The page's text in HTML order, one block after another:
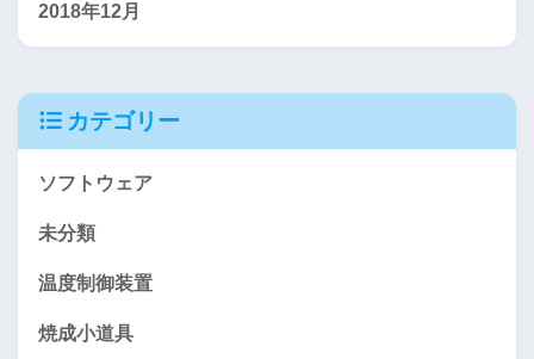
2018年12月
カテゴリー
ソフトウェア
未分類
温度制御装置
焼成小道具